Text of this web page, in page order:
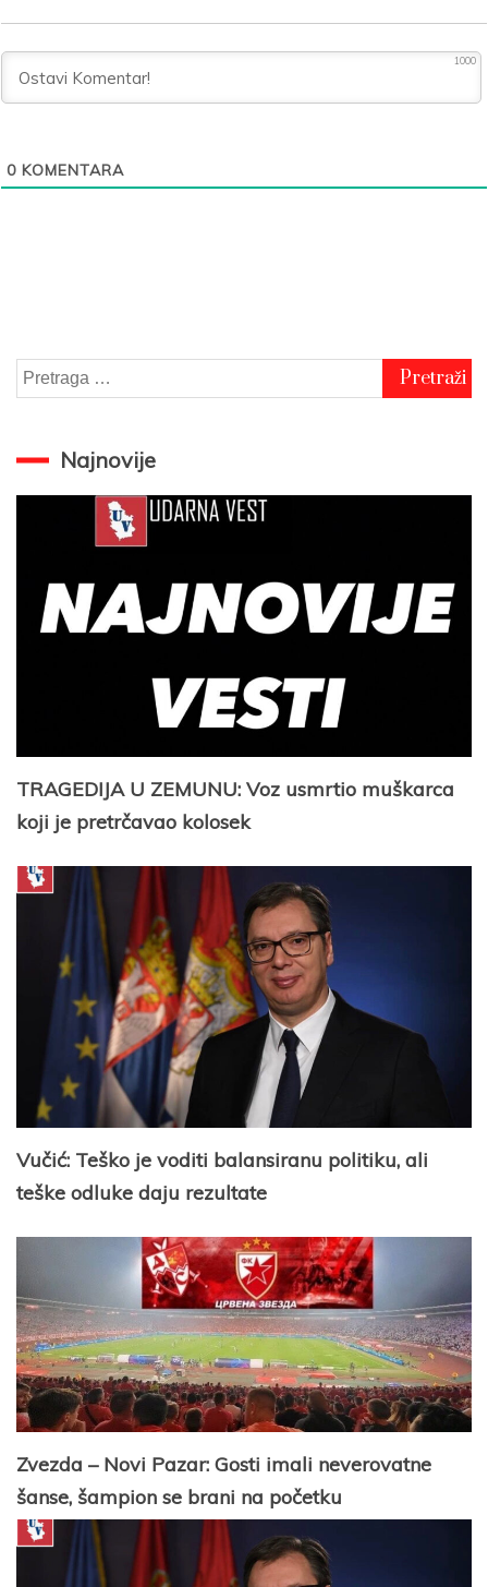
1000
0 KOMENTARA
Pretraga
za:
Najnovije
TRAGEDIJA U ZEMUNU: Voz usmrtio muškarca
koji je pretrčavao kolosek
Vučić: Teško je voditi balansiranu politiku, ali
teške odluke daju rezultate
Zvezda – Novi Pazar: Gosti imali neverovatne
šanse, šampion se brani na početku